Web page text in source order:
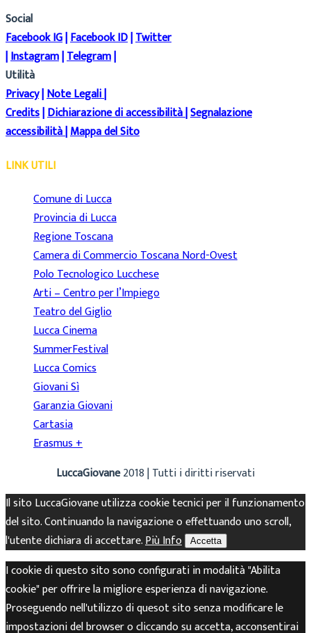
Social
Facebook IG|Facebook ID|Twitter
|Instagram|Telegram|
Utilità
Privacy|Note Legali|
Credits|Dichiarazione di accessibilità|Segnalazione
accessibilità|Mappa del Sito
LINK UTILI
Comune di Lucca
Provincia di Lucca
Regione Toscana
Camera di Commercio Toscana Nord-Ovest
Polo Tecnologico Lucchese
Arti – Centro per l’Impiego
Teatro del Giglio
Lucca Cinema
SummerFestival
Lucca Comics
Giovani Sì
Garanzia Giovani
Cartasia
Erasmus +
LuccaGiovane2018 | Tutti i diritti riservati
Il sito LuccaGiovane utilizza cookie tecnici per il funzionamento
del sito. Continuando la navigazione o effettuando uno scroll,
l'utente dichiara di accettare.Più Info Accetta
I cookie di questo sito sono configurati in modalità "Abilita
cookie" per offrire la migliore esperienza di navigazione.
Proseguendo nell'utilizzo di quesot sito senza modificare le
impostazioni del browser o cliccando su accetta, acconsentirai